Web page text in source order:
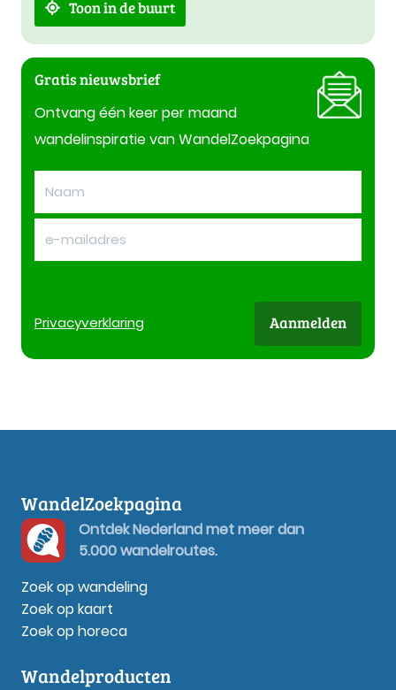
Toon in de buurt
Gratis nieuwsbrief
Ontvang één keer per maand
wandelinspiratie van WandelZoekpagina
Privacyverklaring Aanmelden
WandelZoekpagina
Ontdek Nederland met meer dan
5.000 wandelroutes.
Zoek op wandeling
Zoek op kaart
Zoek op horeca
Wandelproducten